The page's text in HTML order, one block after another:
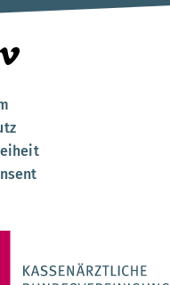
auf LinkedIn
Seite auf Instagram
Seite auf YouTube
Unsere Seite auf Vimeo